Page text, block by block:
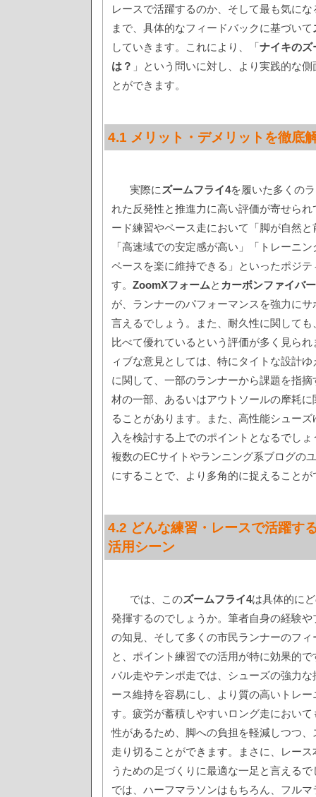
レースで活躍するのか、そして最も気に
まで、具体的なフィードバックに基づいて
していきます。これにより、「ナイキのズ
は？ 」という問いに対し、より実践的な
とができます。
4.1 メリット・デメリットを徹底
実際に ズームフライ4を履いた多くの
れた反発性と推進力に高い評価が寄せら
ード練習やペース走において「脚が自然
「高速域での安定感が高い」「トレーニ
ペースを楽に維持できる」といったポジ
す。 ZoomXフォームと カーボンファイバ
が、ランナーのパフォーマンスを強力に
言えるでしょう。また、耐久性に関して
比べて優れているという評価が多く見ら
ィブな意見としては、特にタイトな設計
に関して、一部のランナーから課題を指
材の一部、あるいはアウトソールの摩耗
ることがあります。また、高性能シュー
入を検討する上でのポイントとなるでし
複数のECサイトやランニング系ブログの
にすることで、より多角的に捉えることが
4.2 どんな練習・レースで活躍す
活用シーン
では、このズームフライ4は具体的に
発揮するのでしょうか。筆者自身の経験
の知見、そして多くの市民ランナーのフ
と、ポイント練習での活用が特に効果的
バル走やテンポ走では、シューズの強力
ース維持を容易にし、より質の高いトレ
す。疲労が蓄積しやすいロング走におい
性があるため、脚への負担を軽減しつつ
走り切ることができます。まさに、レー
うための足づくりに最適な一足と言える
では、ハーフマラソンはもちろん、フル